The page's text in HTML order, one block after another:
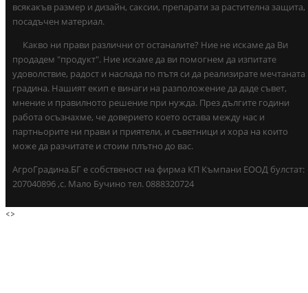
всякакъв размер и дизайн, саксии, препарати за растителна защита,
посадъчен материал.
Какво ни прави различни от останалите? Ние не искаме да Ви
продадем "продукт". Ние искаме да ви помогнем да изпитате
удоволствие, радост и наслада по пътя си да реализирате мечтаната
градина. Нашият екип е винаги на разположение да даде съвет,
мнение и правилното решение при нужда. През дългите години
работа осъзнахме, че доверието което остава между нас и
партньорите ни прави и приятели, и съветници и хора на които
може да разчитате и стоим плътно до вас.
АгроГрадина.БГ е собственост на фирма КП Къмпани ЕООД булстат:
207040896 ,с. Мало Бучино тел. 0888320724
<>